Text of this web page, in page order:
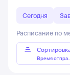
Сегодня
Расписание по
Время